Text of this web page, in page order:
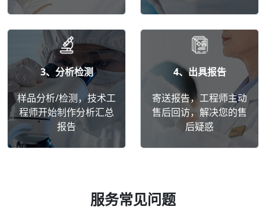
3、分析检测
样品分析/检测，技术工
程师开始制作分析汇总
报告
4、出具报告
寄送报告，工程师主动
售后回访，解决您的售
后疑惑
服务常见问题